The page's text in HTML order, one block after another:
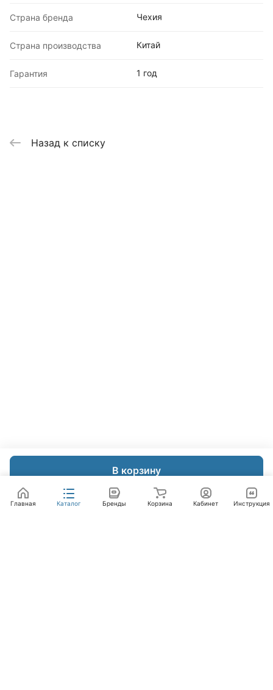
В корзину
Страна бренда Чехия
Страна производства Китай
Гарантия 1 год
Назад к списку
Главная Каталог Бренды Корзина Кабинет Инструкция